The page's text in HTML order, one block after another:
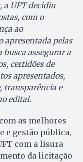
a UFT decidiu
com o
ao
apresentada pelas
assegurar a
certidões de
apresentados,
transparência e
edital.
as melhores
e gestão pública,
com a lisura
da licitação